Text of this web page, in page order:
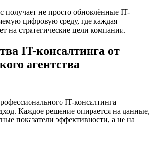
получает не просто обновлённые IT-
цифровую среду, где каждая
на стратегические цели компании.
IT-консалтинга от
агентства
IT-консалтинга —
Каждое решение опирается на данные,
показатели эффективности, а не на